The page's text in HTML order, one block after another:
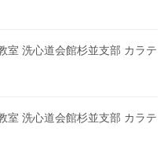
室 洗心道会館杉並支部 カラテ
室 洗心道会館杉並支部 カラテ